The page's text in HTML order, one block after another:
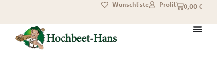
0,00€
Wunschliste Profil